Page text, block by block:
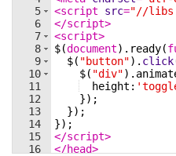
5
6
7
8
9
10
11
12
13
14
15
16
<script src="//
</script>
<script>
$(document) . ready(
$( "button") . click
$( "div") .
height :
}) ;
}) ;
}) ;
</script>
</head>